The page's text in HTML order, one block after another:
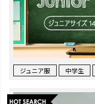
ジュニア服 中学生